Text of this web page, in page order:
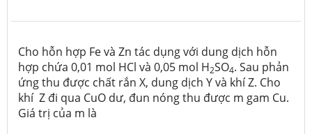
Cho hỗn hợp Fe và Zn tác dụng với dung dịch hỗn
hợp chứa 0,01 mol HCl và 0,05 mol H2SO4. Sau phản
ứng thu được chất rắn X, dung dịch Y và khí Z. Cho
khí Z đi qua CuO dư, đun nóng thu được m gam Cu.
Giá trị của m là